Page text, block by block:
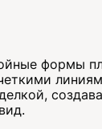
формы